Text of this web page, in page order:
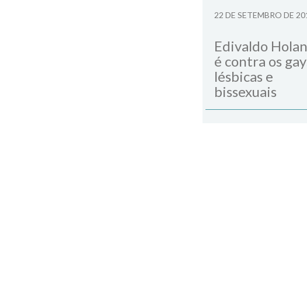
22 DE SETEMBRO DE
Edivaldo
é contra os
lésbicas e
bissexuais